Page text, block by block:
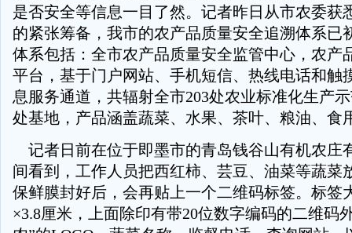
是否安全等信息一目了然。记者昨日从市农委获
的紧张筹备，我市的农产品质量安全追溯体系已
体系包括：全市农产品质量安全监管中心，农产
平台，基于门户网站、手机短信、热线电话和触
息服务通道，共辐射全市203处农业标准化生产
处基地，产品涵盖蔬菜、水果、茶叶、粮油、食
记者日前在位于即墨市的青岛钱谷山有机农庄
间看到，工作人员把西红柿、芸豆、油菜等蔬菜
保鲜膜封好后，会再贴上一个二维码标签。标签
×3.8厘米，上面除印有带20位数字编码的二维码